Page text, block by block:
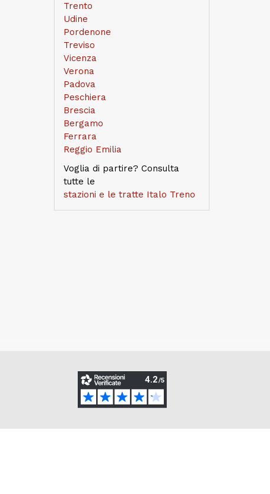
Trento
Udine
Pordenone
Treviso
Vicenza
Verona
Padova
Peschiera
Brescia
Bergamo
Ferrara
Reggio Emilia
Voglia di partire? Consulta
tutte le
stazioni e le tratte Italo Treno